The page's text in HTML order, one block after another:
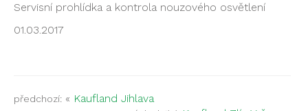
Servisní prohlídka a kontrola nouzového osvětlení
01.03.2017
předchozí: « Kaufland Jihlava